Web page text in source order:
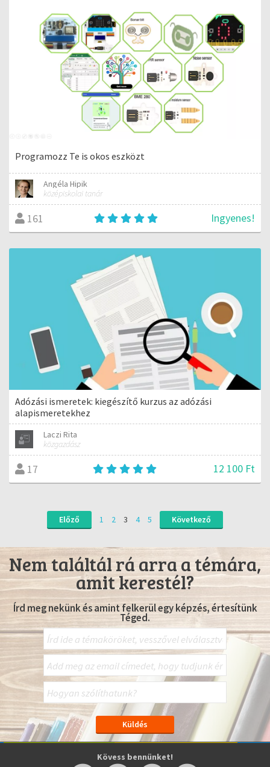
Programozz Te is okos eszközt
Angéla Hipik
középiskolai tanár
161 Ingyenes!
Adózási ismeretek: kiegészítő kurzus az adózási
alapismeretekhez
Laczi Rita
közgazdász
17 12 100 Ft
Előző 1 2 3 4 5 Következő
Nem találtál rá arra a témára,
amit kerestél?
Írd meg nekünk és amint felkerül egy képzés, értesítünk
Téged.
Kövess bennünket!